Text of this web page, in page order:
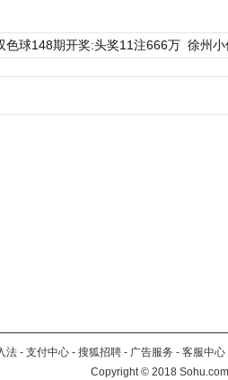
色球148期开奖:头奖11注666万 徐州
法 - 支付中心 - 搜狐招聘 - 广告服务 - 客服中心
Copyright©2018